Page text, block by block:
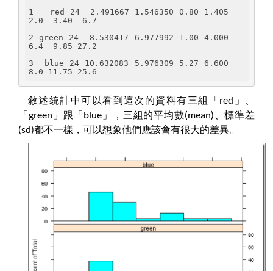
1   red 24  2.491667 1.546350 0.80 1.405
2.0  3.40  6.7
2 green 24  8.530417 6.977992 1.00 4.000
6.4  9.85 27.2
3  blue 24 10.632083 5.976309 5.27 6.600
8.0 11.75 25.6
敘述統計中可以看到這次的資料有三組「red」、
「green」跟「blue」，三組的平均數(mean)、標準差
(sd)都不一樣，可以想象他們應該會有很大的差異。